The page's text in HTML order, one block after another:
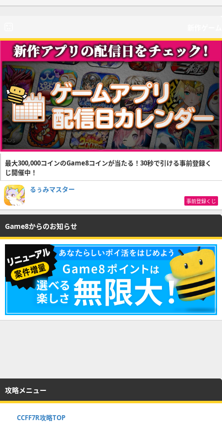
最大300,000コインのGame8コインが当たる！30秒で引ける事前登録く
じ開催中！
るぅみマスター
事前登録くじ
Game8からのお知らせ
攻略メニュー
CCFF7R攻略TOP